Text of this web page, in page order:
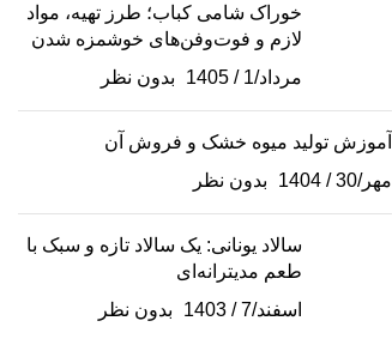
خوراک شامی کباب؛ طرز تهیه، مواد
لازم و فوت‌وفن‌های خوشمزه شدن
مرداد/1 / 1405
بدون نظر
آموزش تولید میوه خشک و فروش آن
مهر/30 / 1404
بدون نظر
سالاد یونانی: یک سالاد تازه و سبک با
طعم مدیترانه‌ای
اسفند/7 / 1403
بدون نظر